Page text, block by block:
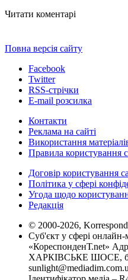
Читати коментарі
Повна версія сайту
Facebook
Twitter
RSS-стрічки
E-mail розсилка
Контакти
Реклама на сайті
Використання
Правила користування
Договір користування
Політика у сфері
Угода щодо
Редакція
© 2000-2026,
Суб'єкт у сфері онлайн-
«КореспонденТ.net»
ХАРКІВСЬКЕ ШОСЕ,